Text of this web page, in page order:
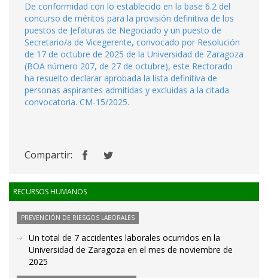
De conformidad con lo establecido en la base 6.2 del
concurso de méritos para la provisión definitiva de los
puestos de Jefaturas de Negociado y un puesto de
Secretario/a de Vicegerente, convocado por Resolución
de 17 de octubre de 2025 de la Universidad de Zaragoza
(BOA número 207, de 27 de octubre), este Rectorado
ha resuelto declarar aprobada la lista definitiva de
personas aspirantes admitidas y excluidas a la citada
convocatoria. CM-15/2025.
Compartir:
RECURSOS HUMANOS
PREVENCIÓN DE RIESGOS LABORALES
Un total de 7 accidentes laborales ocurridos en la
Universidad de Zaragoza en el mes de noviembre de
2025